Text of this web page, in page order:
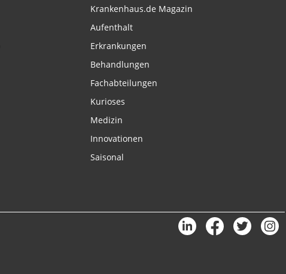
Krankenhaus.de Magazin
Aufenthalt
Erkrankungen
Behandlungen
Fachabteilungen
Kurioses
Medizin
Innovationen
Saisonal